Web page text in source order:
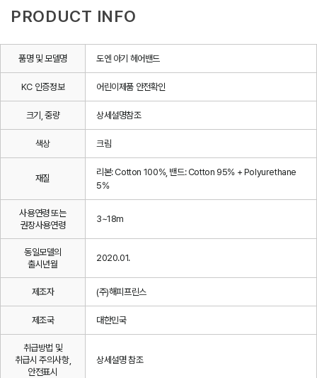
PRODUCT INFO
품명 및 모델명 도엔 아기 헤어밴드
KC 인증정보 어린이제품 안전확인
크기, 중량 상세설명참조
색상 크림
재질
리본: Cotton 100%, 밴드: Cotton 95% + Polyurethane
5%
사용연령 또는
권장사용연령
3~18m
동일모델의
출시년월
2020.01.
제조자 (주)해피프린스
제조국 대한민국
취급방법 및
취급시 주의사항,
안전표시
상세설명 참조